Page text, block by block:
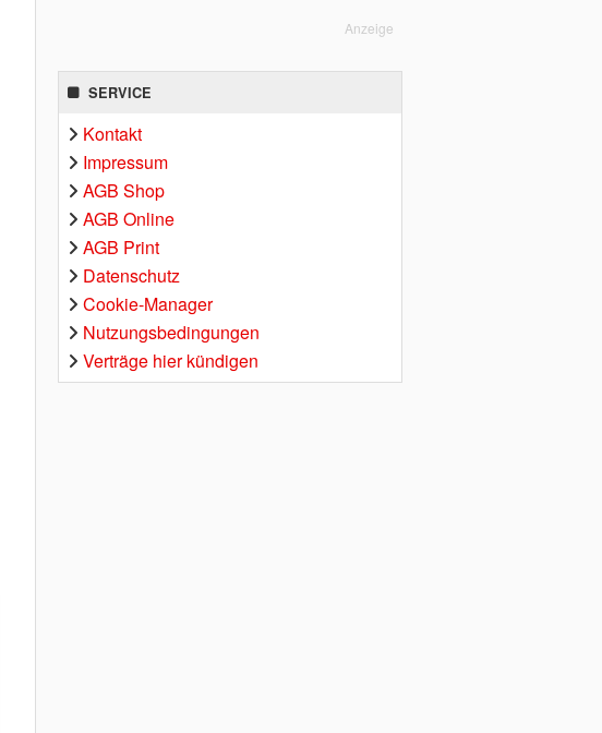
Anzeige
SERVICE
Kontakt
Impressum
AGB Shop
AGB Online
AGB Print
Datenschutz
Cookie-Manager
Nutzungsbedingungen
Verträge hier kündigen